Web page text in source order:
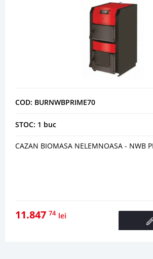
COD: BURNWBPRIME70
STOC: 1 buc
CAZAN BIOMASA NELEMNOASA - NWB
11.847 74 lei